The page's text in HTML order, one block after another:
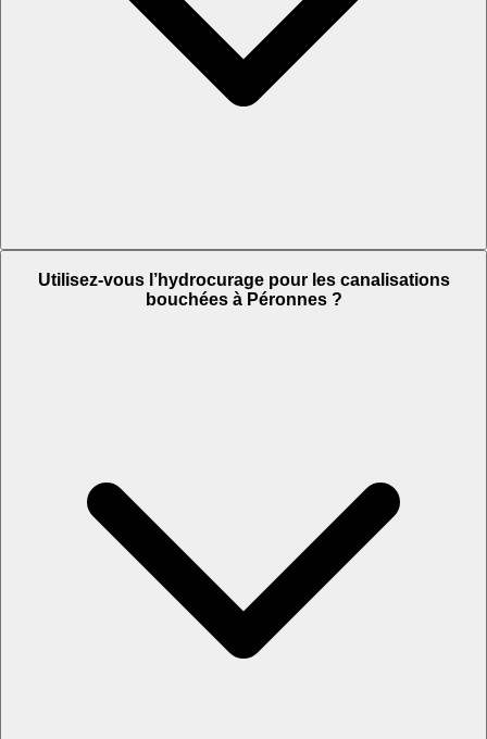
Utilisez-vous l’hydrocurage pour les canalisations
bouchées à Péronnes ?